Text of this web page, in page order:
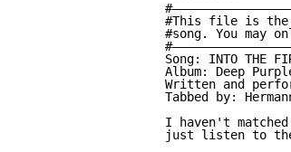
#This file is the
#song. You
Song: INTO THE
Album: Deep
Written and
Tabbed by:
I haven't
just listen to